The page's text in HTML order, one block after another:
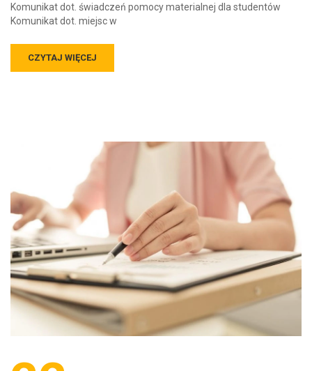
Komunikat dot. świadczeń pomocy materialnej dla studentów
Komunikat dot. miejsc w
CZYTAJ WIĘCEJ